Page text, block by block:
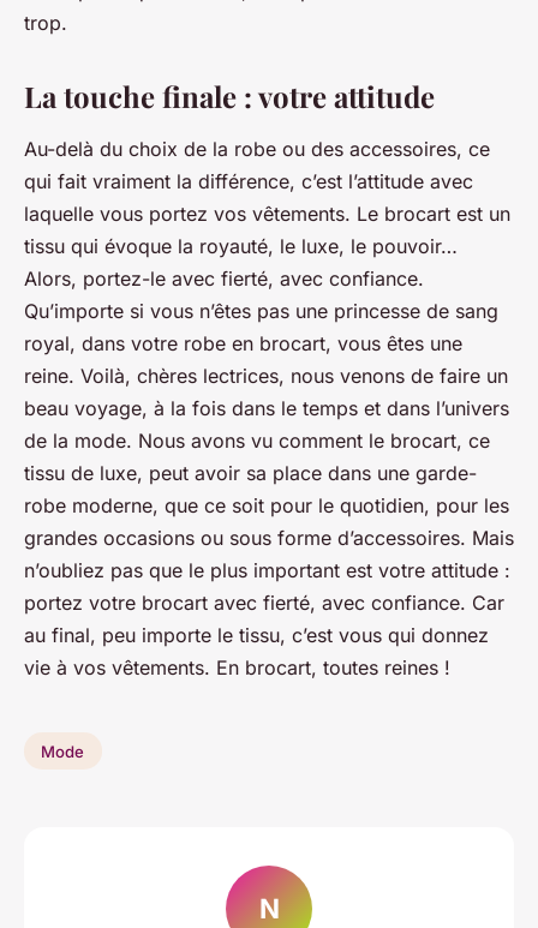
trop.
La touche finale : votre attitude
Au-delà du choix de la robe ou des accessoires, ce
qui fait vraiment la différence, c’est l’attitude avec
laquelle vous portez vos vêtements. Le brocart est un
tissu qui évoque la royauté, le luxe, le pouvoir…
Alors, portez-le avec fierté, avec confiance.
Qu’importe si vous n’êtes pas une princesse de sang
royal, dans votre robe en brocart, vous êtes une
reine. Voilà, chères lectrices, nous venons de faire un
beau voyage, à la fois dans le temps et dans l’univers
de la mode. Nous avons vu comment le brocart, ce
tissu de luxe, peut avoir sa place dans une garde-
robe moderne, que ce soit pour le quotidien, pour les
grandes occasions ou sous forme d’accessoires. Mais
n’oubliez pas que le plus important est votre attitude :
portez votre brocart avec fierté, avec confiance. Car
au final, peu importe le tissu, c’est vous qui donnez
vie à vos vêtements. En brocart, toutes reines !
Mode
N